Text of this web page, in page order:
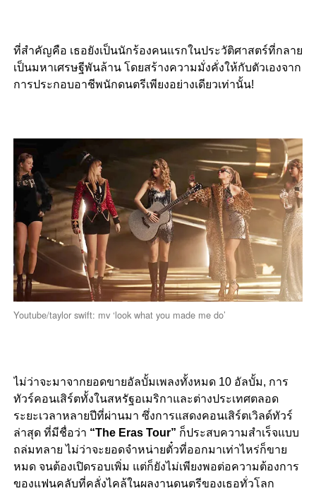
ที่สำคัญคือ เธอยังเป็นนักร้องคนแรกในประวัติศาสตร์ที่กลาย
เป็นมหาเศรษฐีพันล้าน โดยสร้างความมั่งคั่งให้กับตัวเองจาก
การประกอบอาชีพนักดนตรีเพียงอย่างเดียวเท่านั้น!
Youtube/taylor swift: mv ‘look what you made me do’
ไม่ว่าจะมาจากยอดขายอัลบั้มเพลงทั้งหมด 10 อัลบั้ม, การ
ทัวร์คอนเสิร์ตทั้งในสหรัฐอเมริกาและต่างประเทศตลอด
ระยะเวลาหลายปีที่ผ่านมา ซึ่งการแสดงคอนเสิร์ตเวิลด์ทัวร์
ล่าสุด ที่มีชื่อว่า “The Eras Tour” ก็ประสบความสำเร็จแบบ
ถล่มทลาย ไม่ว่าจะยอดจำหน่ายตั๋วที่ออกมาเท่าไหร่ก็ขาย
หมด จนต้องเปิดรอบเพิ่ม แต่ก็ยังไม่เพียงพอต่อความต้องการ
ของแฟนคลับที่คลั่งไคล้ในผลงานดนตรีของเธอทั่วโลก